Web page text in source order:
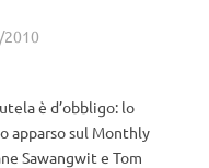
è d’obbligo: lo
apparso sul Monthly
Sawangwit e Tom